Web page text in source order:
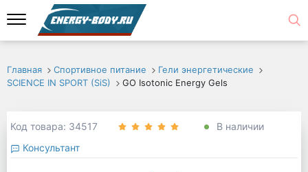
Главная Спортивное питание
Гели энергетические
SCIENCE IN SPORT (SiS)
GO Isotonic Energy Gels
Код товара: 34517
В наличии
Консультант